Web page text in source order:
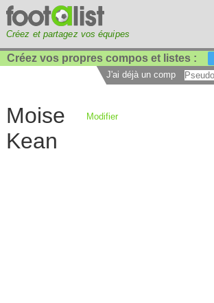
Créez et partagez vos équipes
Créez vos propres compos et listes :
J'ai déjà un compte :
Moise
Kean
Modifier